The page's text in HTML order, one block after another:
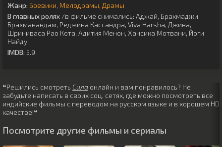
Жанр: Боевики Мелодрамы Драмы
В главных ролях /в фильме снимались: Аджай, Брахмаджи,
Брахманандам, Реджина Кассандра, Viva Harsha, Джива,
Шриниваса Рао Кота, Адития Менон, Хансика Мотвани, Йоги
Найду
IMDB: 5.9
❝Решились смотреть Сила онлайн и вам понравилось? Не
забудьте написать в своих соц. сетях, где можно посмотреть все
индийские фильмы с переводом на русском языке и в хорошем HD
качестве!❝
Посмотрите другие фильмы и сериалы